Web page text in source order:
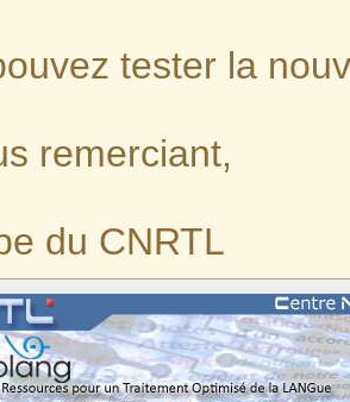
tester la
remerciant,
du CNRTL